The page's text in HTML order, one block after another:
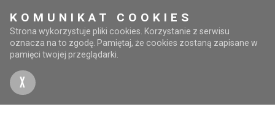
KOMUNIKAT COOKIES
Strona wykorzystuje pliki cookies. Korzystanie z serwisu
oznacza na to zgodę. Pamiętaj, że cookies zostaną zapisane w
pamięci twojej przeglądarki.
X